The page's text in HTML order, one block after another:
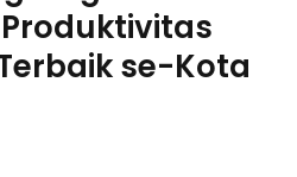
se-Kota